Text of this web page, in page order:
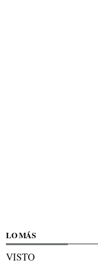
LO MÁS
VISTO